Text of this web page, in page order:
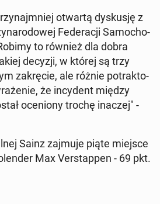
otwartą dys­ku­sję z
Fe­de­ra­cji Sa­mo­cho­
to również dla dobra
decyzji, w której są trzy
za­krę­cie, ale różnie po­trak­to­
że in­cy­dent między
oce­nio­ny trochę inaczej" -
Sainz zajmuje piąte miejsce
Max Ver­stap­pen - 69 pkt.